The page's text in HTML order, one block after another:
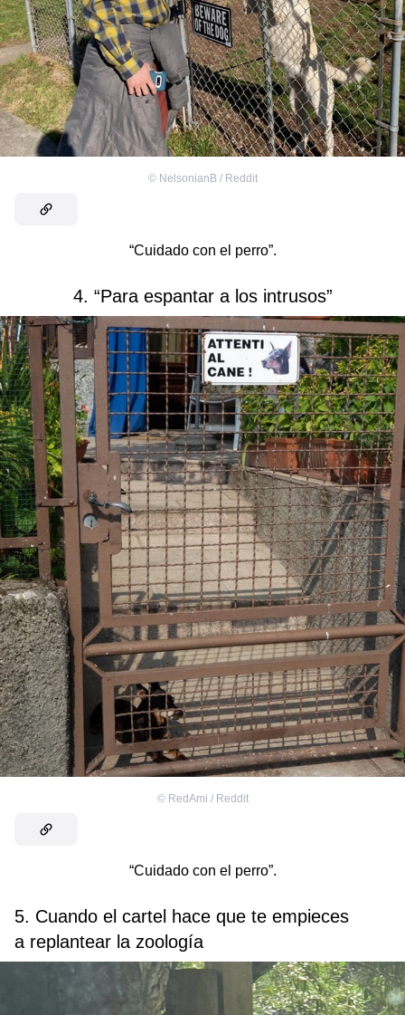
© NelsonianB / Reddit
“Cuidado con el perro”.
4. “Para espantar a los intrusos”
© RedAmi / Reddit
“Cuidado con el perro”.
5. Cuando el cartel hace que te empieces
a replantear la zoología